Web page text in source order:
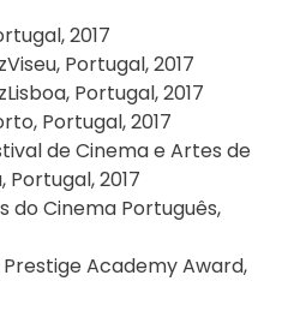
2017
Portugal, 2017
Portugal, 2017
Portugal, 2017
de Cinema e Artes de
Portugal, 2017
do Cinema Português,
Academy Award,